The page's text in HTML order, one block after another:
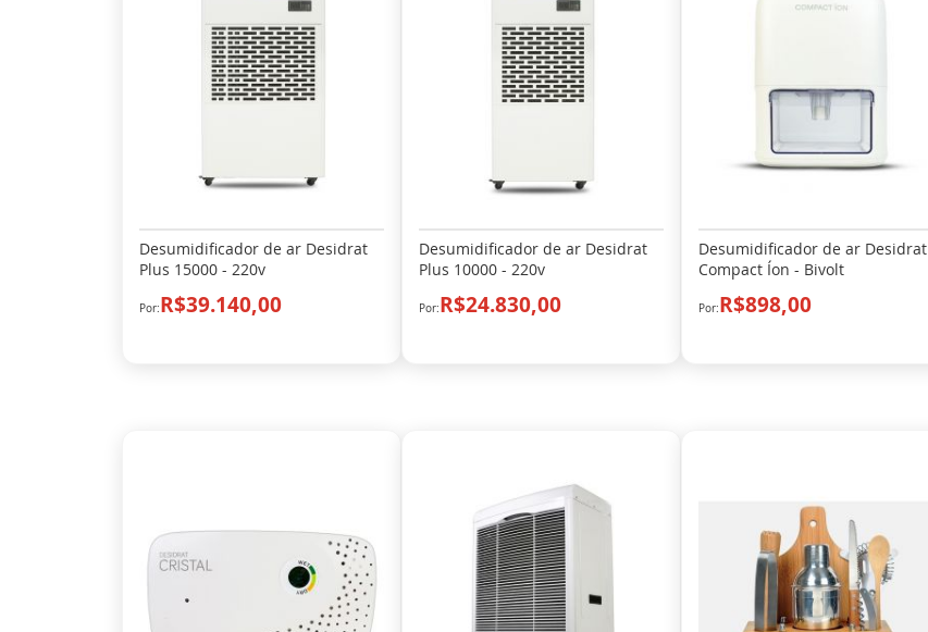
Desumidificador de ar Desidrat
Plus 15000 - 220v
R$39.140,00
Desumidificador de ar Desidrat
Plus 10000 - 220v
R$24.830,00
Desumidificador de ar Desidrat
Compact Íon - Bivolt
R$898,00